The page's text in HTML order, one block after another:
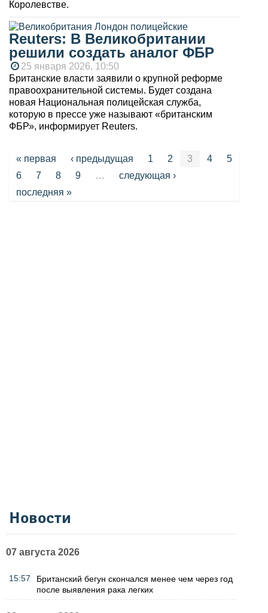
Королевстве.
Reuters: В Великобритании
решили создать аналог ФБР
25 января 2026, 10:50
Британские власти заявили о крупной реформе
правоохранительной системы. Будет создана
новая Национальная полицейская служба,
которую в прессе уже называют «британским
ФБР», информирует Reuters.
Страницы
« первая ‹ предыдущая 1 2 3 4
5
6
7 8 9 …
следующая ›
последняя »
Новости
07 августа 2026
15:57
Британский бегун скончался менее чем через год
после выявления рака легких